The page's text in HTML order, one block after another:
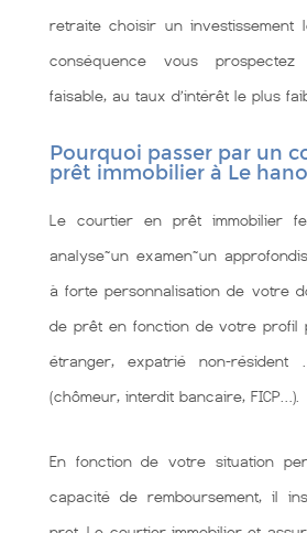
retraite choisir un investissement
conséquence vous
faisable, au taux d’intérêt le plus
Pourquoi passer par un
prêt immobilier à Le
Le courtier en prêt immobilier
analyse~un examen~un
à forte personnalisation de votre
de prêt en fonction de votre profil
étranger, expatrié non-résident
(chômeur, interdit bancaire, FICP…).
En fonction de votre situation
capacité de remboursement, il